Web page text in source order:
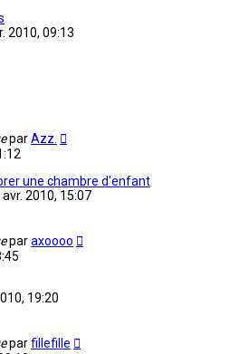
2010, 09:13
parAzz.
une chambre d'enfant
avr. 2010, 15:07
paraxoooo
19:20
parfillefille